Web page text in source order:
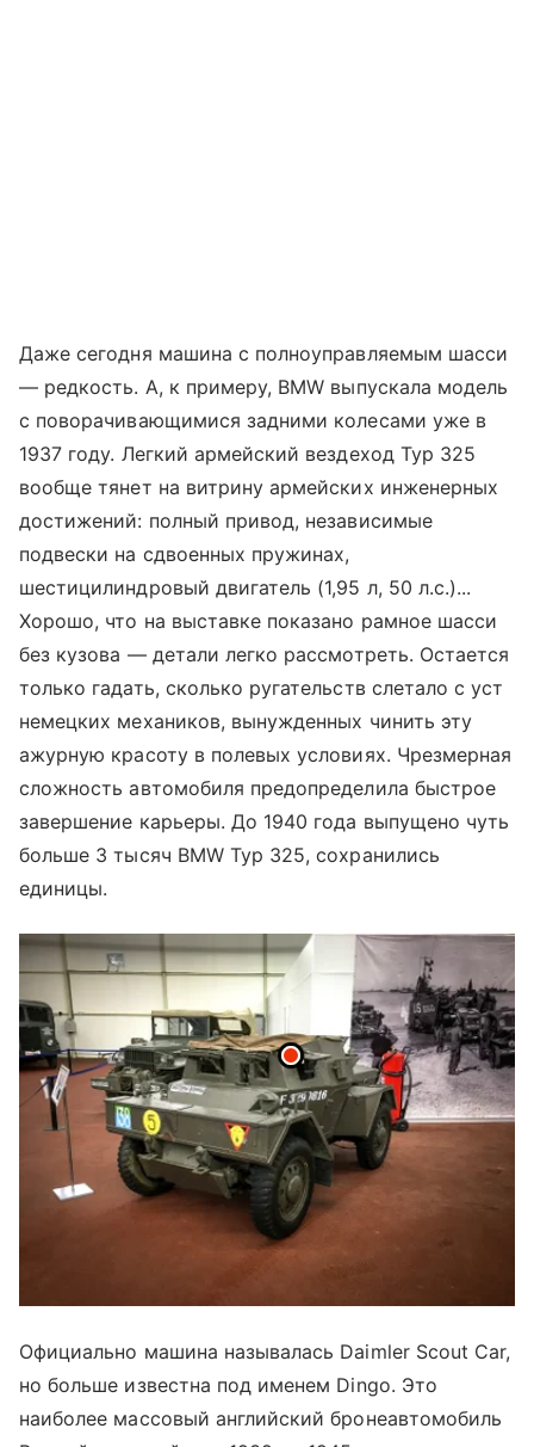
Даже сегодня машина с полноуправляемым шасси
— редкость. А, к примеру, BMW выпускала модель
с поворачивающимися задними колесами уже в
1937 году. Легкий армейский вездеход Typ 325
вообще тянет на витрину армейских инженерных
достижений: полный привод, независимые
подвески на сдвоенных пружинах,
шестицилиндровый двигатель (1,95 л, 50 л.с.)...
Хорошо, что на выставке показано рамное шасси
без кузова — детали легко рассмотреть. Остается
только гадать, сколько ругательств слетало с уст
немецких механиков, вынужденных чинить эту
ажурную красоту в полевых условиях. Чрезмерная
сложность автомобиля предопределила быстрое
завершение карьеры. До 1940 года выпущено чуть
больше 3 тысяч BMW Typ 325, сохранились
единицы.
Официально машина называлась Daimler Scout Car,
но больше известна под именем Dingo. Это
наиболее массовый английский бронеавтомобиль